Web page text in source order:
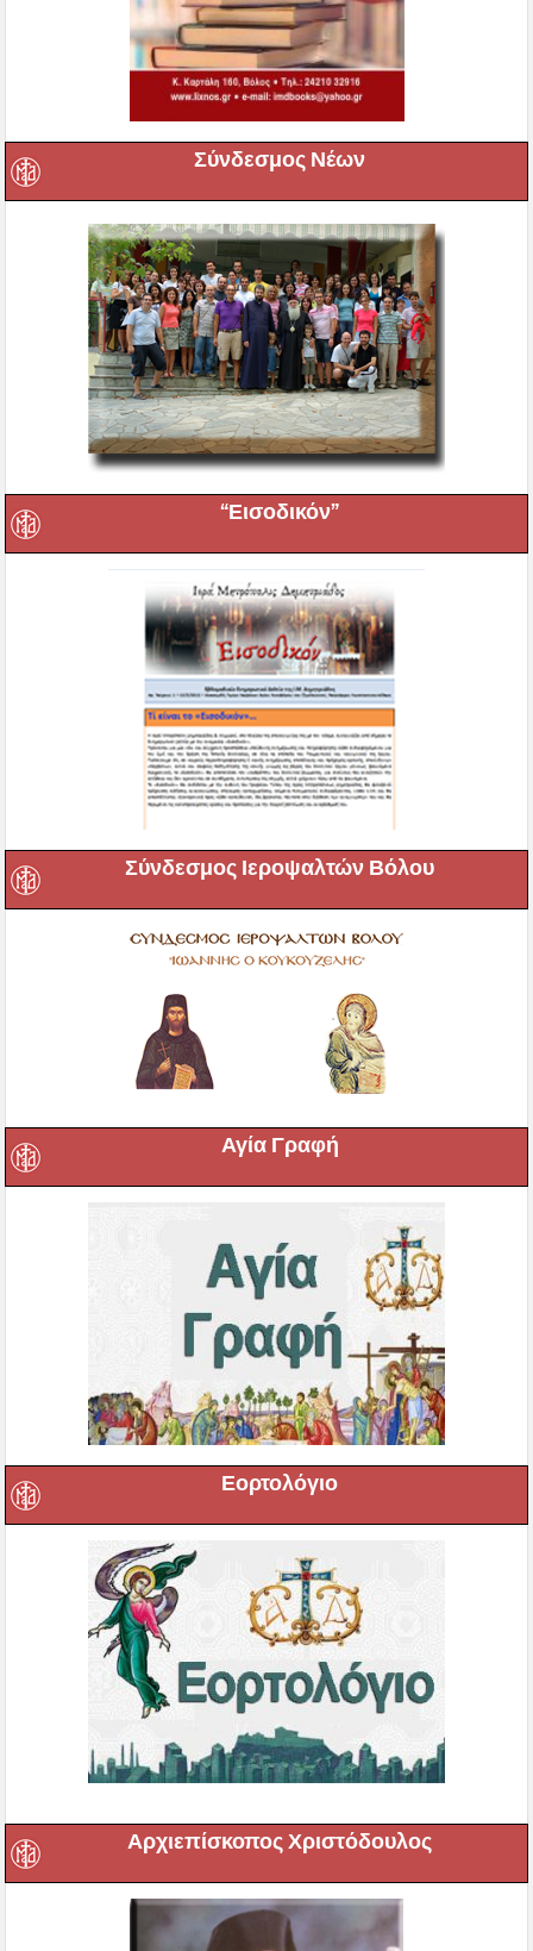
Σύνδεσμος Νέων
“Εισοδικόν”
Σύνδεσμος Ιεροψαλτών Βόλου
Αγία Γραφή
Εορτολόγιο
Αρχιεπίσκοπος Χριστόδουλος